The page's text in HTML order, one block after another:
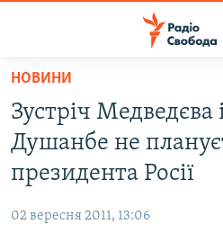
Перейти
основного
матеріалу
Перейти
до
основної
навігації
ВСЕ ЗА ДОБУ
СТАТТІ
ЕКОНОМІКА
РОСІЙСЬКА «ФІЛЬТРАЦІЯ»
НОВИНИ
Зустріч Медведєва
Душанбе не
президента Росії
02 вересня 2011, 13:06